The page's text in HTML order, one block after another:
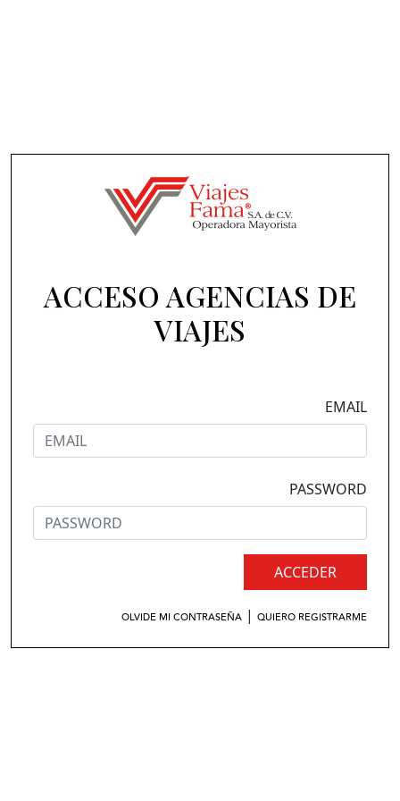
ACCESO AGENCIAS DE
VIAJES
EMAIL
PASSWORD
ACCEDER
OLVIDE MI CONTRASEÑA | QUIERO REGISTRARME